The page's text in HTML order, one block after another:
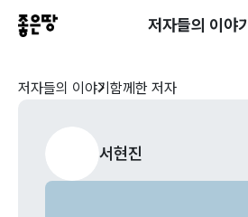
저자들의 이야기
저자들의 이야기 함께한 저자
서현진